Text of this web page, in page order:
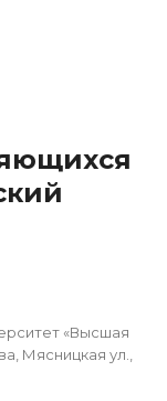
«Высшая
Мясницкая ул.,